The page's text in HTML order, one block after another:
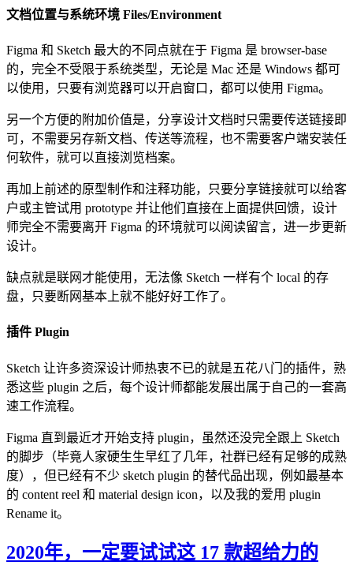
文档位置与系统环境 Files/Environment
Figma 和 Sketch 最大的不同点就在于 Figma 是 browser-base
的，完全不受限于系统类型，无论是 Mac 还是 Windows 都可
以使用，只要有浏览器可以开启窗口，都可以使用 Figma。
另一个方便的附加价值是，分享设计文档时只需要传送链接即
可，不需要另存新文档、传送等流程，也不需要客户端安装任
何软件，就可以直接浏览档案。
再加上前述的原型制作和注释功能，只要分享链接就可以给客
户或主管试用 prototype 并让他们直接在上面提供回馈，设计
师完全不需要离开 Figma 的环境就可以阅读留言，进一步更新
设计。
缺点就是联网才能使用，无法像 Sketch 一样有个 local 的存
盘，只要断网基本上就不能好好工作了。
插件 Plugin
Sketch 让许多资深设计师热衷不已的就是五花八门的插件，熟
悉这些 plugin 之后，每个设计师都能发展出属于自己的一套高
速工作流程。
Figma 直到最近才开始支持 plugin，虽然还没完全跟上 Sketch
的脚步（毕竟人家硬生生早红了几年，社群已经有足够的成熟
度），但已经有不少 sketch plugin 的替代品出现，例如最基本
的 content reel 和 material design icon，以及我的爱用 plugin
Rename it。
2020年，一定要试试这 17 款超给力的